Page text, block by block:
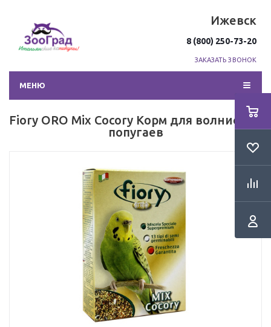
Ижевск
8 (800) 250-73-20
ЗАКАЗАТЬ ЗВОНОК
МЕНЮ
Fiory ORO Mix Cocory Корм для волнистых
попугаев